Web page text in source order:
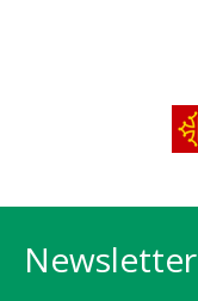
Newsletter